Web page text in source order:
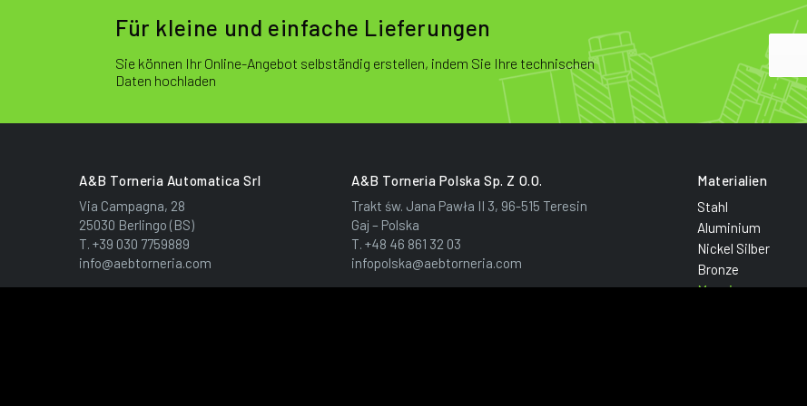
Für kleine und einfache Lieferungen
Sie können Ihr Online-Angebot selbständig erstellen, indem Sie Ihre technischen
Daten hochladen
A&B Torneria Automatica Srl
Via Campagna, 28
25030 Berlingo (BS)
T. +39 030 7759889
info@aebtorneria.com
A&B Torneria Polska Sp. Z O.o.
Trakt św. Jana Pawła II 3, 96-515 Teresin
Gaj – Polska
T. +48 46 861 32 03
infopolska@aebtorneria.com
Materialien
Stahl
Aluminium
Nickel Silber
Bronze
Messing